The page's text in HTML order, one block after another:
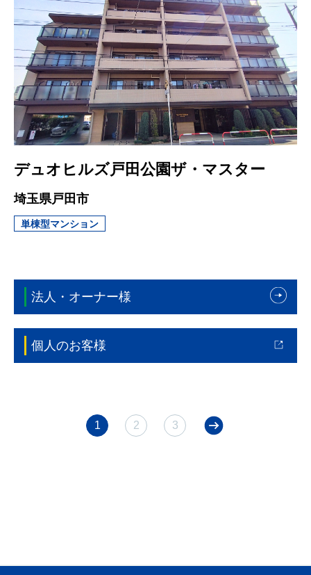
デュオヒルズ戸田公園ザ・マスター
埼玉県戸田市
単棟型マンション
法人・オーナー様
個人のお客様
1 2 3